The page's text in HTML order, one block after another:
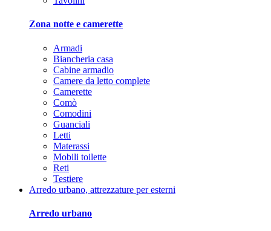
Zona notte e camerette
Armadi
Biancheria casa
Cabine armadio
Camere da letto complete
Camerette
Comò
Comodini
Guanciali
Letti
Materassi
Mobili toilette
Reti
Testiere
Arredo urbano, attrezzature per esterni
Arredo urbano